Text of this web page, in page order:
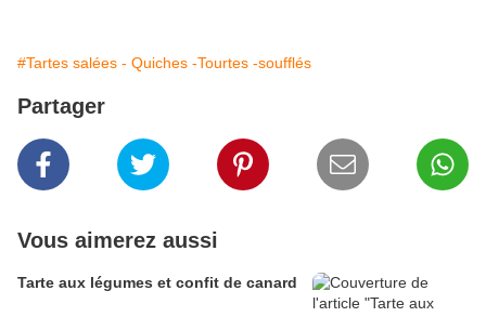
#Tartes salées - Quiches -Tourtes -soufflés
Partager
Vous aimerez aussi
Tarte aux légumes et confit de canard